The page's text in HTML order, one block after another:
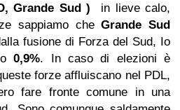
, Grande Sud)
in lieve calo,
sappiamo cheGrande Sud
fusione di Forza del Sud, Io
0,9%. In caso di elezioni è
forze affluiscano nel PDL,
fare fronte comune in una